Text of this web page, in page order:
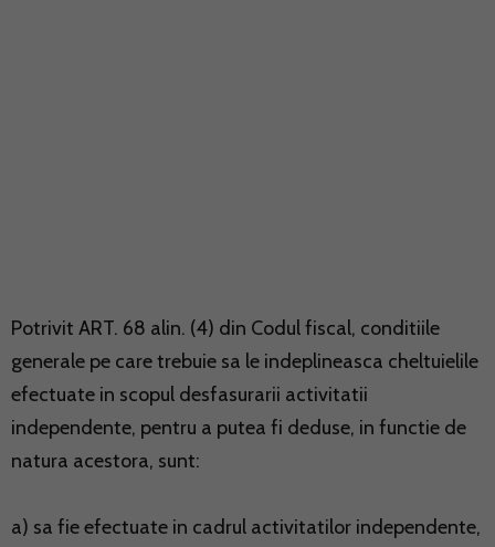
Potrivit ART. 68 alin. (4) din Codul fiscal, conditiile
generale pe care trebuie sa le indeplineasca cheltuielile
efectuate in scopul desfasurarii activitatii
independente, pentru a putea fi deduse, in functie de
natura acestora, sunt:
a) sa fie efectuate in cadrul activitatilor independente,